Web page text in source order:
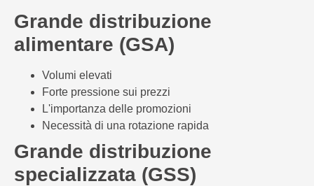
Grande distribuzione
alimentare (GSA)
Volumi elevati
Forte pressione sui prezzi
L'importanza delle promozioni
Necessità di una rotazione rapida
Grande distribuzione
specializzata (GSS)